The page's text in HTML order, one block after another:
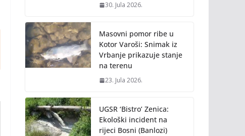
30. Jula 2026.
Masovni pomor ribe u
Kotor Varoši: Snimak iz
Vrbanje prikazuje stanje
na terenu
23. Jula 2026.
UGSR ‘Bistro’ Zenica:
Ekološki incident na
rijeci Bosni (Banlozi)